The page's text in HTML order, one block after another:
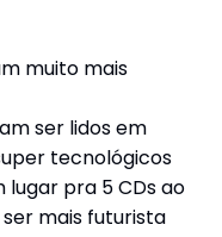
muito mais
ser lidos em
tecnológicos
lugar pra 5 CDs ao
mais futurista